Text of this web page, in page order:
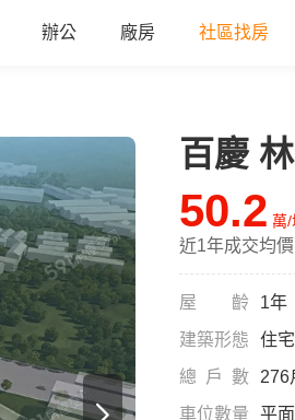
辦公 廠房 社區找房
百慶
50.2 萬/
近1年成交均價
屋齡
1年
建築形態
住
總戶數
276
車位數量
平